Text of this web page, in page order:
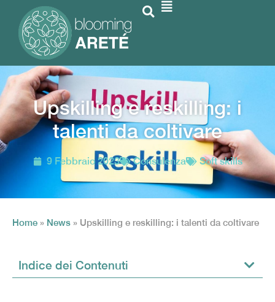
Upskilling e reskilling: i
talenti da coltivare
9 Febbraio 2023 Consulenza Soft skills
Home » News » Upskilling e reskilling: i talenti da coltivare
Indice dei Contenuti